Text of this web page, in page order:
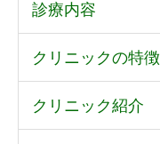
診療内容
クリニックの特徴
クリニック紹介